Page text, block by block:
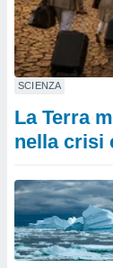
SCIENZA
La Terra
nella crisi